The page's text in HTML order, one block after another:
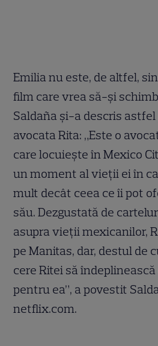
Emilia nu este, de altfel,
film care vrea să-și
Saldaña și-a descris
avocata Rita: „Este o
care locuiește în Mexico
un moment al vieții ei în
mult decât ceea ce îi pot
său. Dezgustată de
asupra vieții mexicanilor,
pe Manitas, dar, destul de
cere Ritei să
pentru ea”, a povestit
netflix.com.